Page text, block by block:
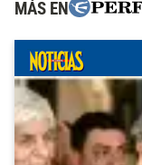
MÁS EN